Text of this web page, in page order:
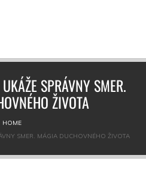
SPRÁVNY SMER.
ŽIVOTA
HOME
SMER. MÁGIA DUCHOVNÉHO ŽIVOTA